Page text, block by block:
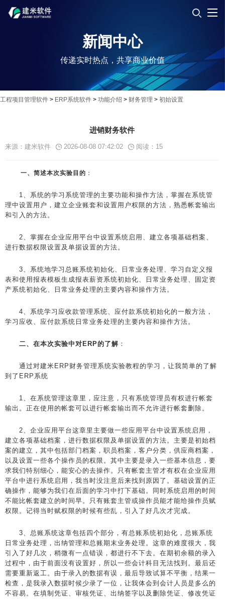
新闻中心
传递实时热点，共享商业价值
工程项目管理软件 > ERP系统软件 > 功能介绍 > 财务管理 > 初始设置
进销财务软件
来源：建米软件 2026-08-08 07:42:02 阅读： 15
一、简述本次实验目的 ：
1、系统的学习系统管理的主要功能和操作方法，掌握在系统管
理中设置用户，建立企业账套和设置用户权限的方法，熟悉帐套输出
和引入的方法。
2、掌握在企业应用平台中设置系统启用、建立各项基础档案、
进行数据权限设置及单据设置的方法。
3、系统地学习总账系统初始化、日常业务处理、学习自定义报
表和使用报表模板生成报表薪资系统初始化、日常业务处理、固定资
产系统初始化、日常业务处理的主要内容和操作方法。
4、系统学习应收款管理系统、应付款系统初始化的一般方法，
学习应收、应付款系统日常业务处理的主要内容和操作方法。
二、在本次实验中对ERP的了解 ：
通过对建米ERP财务管理系统实验教程的学习，让我简单的了解
到了ERP系统
1、在系统管理这章里，应注意，只有系统管理员有权进行帐套
输出。正在使用的帐套可以进行帐套输出而不允许进行帐套删除。
2、企业应用平台这章里主要做一些应用平台中设置系统启用，
建立各项基础档案，进行数据权限及单据设置的方法。主要是初始档
案的建立，其中包括部门档案，职员档案，客户分类，供应商档案，
以及设置一些各个操作员的权限。其中主要是录入一些基本信息，要
求我们特别细心，能安心的去操作。只有帐套主管才有权在企业应用
平台中进行系统启用，我当时没注意后来找到原因了。基础设置的正
确操作，能够为我们在后面的学习中打下基础。同时系统启用的时间
不能比帐套建立的时间早。只有账套主管或操作员能才能给操作员赋
权限。记得当时赋权限的时候有些乱，引入了好几次才完成。
3、总账系统这章包括四个部分，有总账系统初始化，总账系统
日常业务处理，出纳管理和总账期末业务处理。这章的难度很大，我
引入了好几次，稍微有一点错误，都进行不下去。在期初余额的录入
过程中，由于前面没有设置好，所以一些会计科目无法找到。最后还
需要重新返工。由于录入的数据有误，最后导致试算不平衡，结果一
检查，是我录入数据时候少录了一位，让我体会到会计人员是多么的
不容易。在填制凭证、审核凭证、出纳签字以及删除凭证、修改凭证